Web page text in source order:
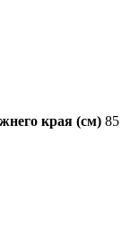
края (см) 85